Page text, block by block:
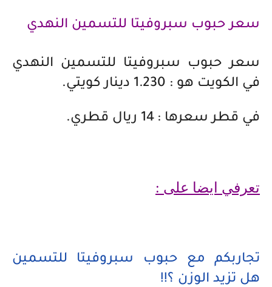
سعر حبوب سبروفيتا للتسمين النهدي
سعر حبوب سبروفيتا للتسمين النهدي
في الكويت هو : 1.230 دينار كويتي.
في قطر سعرها : 14 ريال قطري.
تعرفي ايضا على :
تجاربكم مع حبوب سبروفيتا للتسمين
هل تزيد الوزن ؟!!